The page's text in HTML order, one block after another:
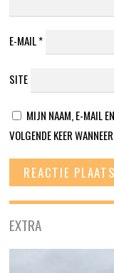
E-MAIL*
SITE
MIJN NAAM, E-MAIL
VOLGENDE KEER
EXTRA